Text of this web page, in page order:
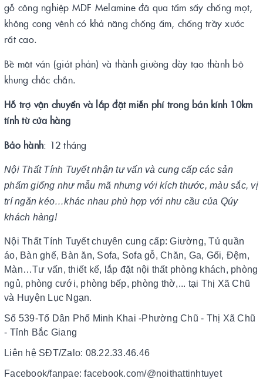
gỗ công nghiệp MDF Melamine đã qua tẩm sấy chống mọt,
không cong vênh có khả năng chống ẩm, chống trầy xước
rất cao.
Bề mặt ván (giát phản) và thành giường dày tạo thành bộ
khung chắc chắn.
Hỗ trợ vận chuyển và lắp đặt miễn phí trong bán kính 10km
tính từ cửa hàng
Bảo hành: 12 tháng
Nội Thất Tính Tuyết nhận tư vấn và cung cấp các sản
phẩm giống như mẫu mã nhưng với kích thước, màu sắc, vị
trí ngăn kéo…khác nhau phù hợp với nhu cầu của Qúy
khách hàng!
Nội Thất Tính Tuyết chuyên cung cấp: Giường, Tủ quần
áo, Bàn ghế, Bàn ăn, Sofa, Sofa gỗ, Chăn, Ga, Gối, Đệm,
Màn…Tư vấn, thiết kế, lắp đặt nội thất phòng khách, phòng
ngủ, phòng cưới, phòng bếp, phòng thờ,... tại Thị Xã Chũ
và Huyện Lục Ngạn.
Số 539-Tổ Dân Phố Minh Khai -Phường Chũ - Thị Xã Chũ
- Tỉnh Bắc Giang
Liên hệ SĐT/Zalo: 08.22.33.46.46
Facebook/fanpae: facebook.com/@noithattinhtuyet